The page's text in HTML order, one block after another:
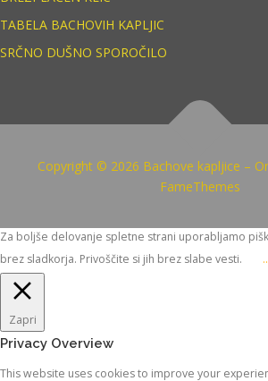
TABELA BACHOVIH KAPLJIC
SRČNO DUŠNO SPOROČILO
Copyright © 2026 Bachove kapljice –
FameThemes
Za boljše delovanje spletne strani uporabljamo
brez sladkorja. Privoščite si jih brez slabe vesti.
Zapri
Privacy Overview
This website uses cookies to improve your